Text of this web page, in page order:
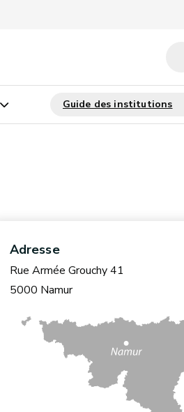
Adresse
Rue Armée Grouchy 41
5000 Namur